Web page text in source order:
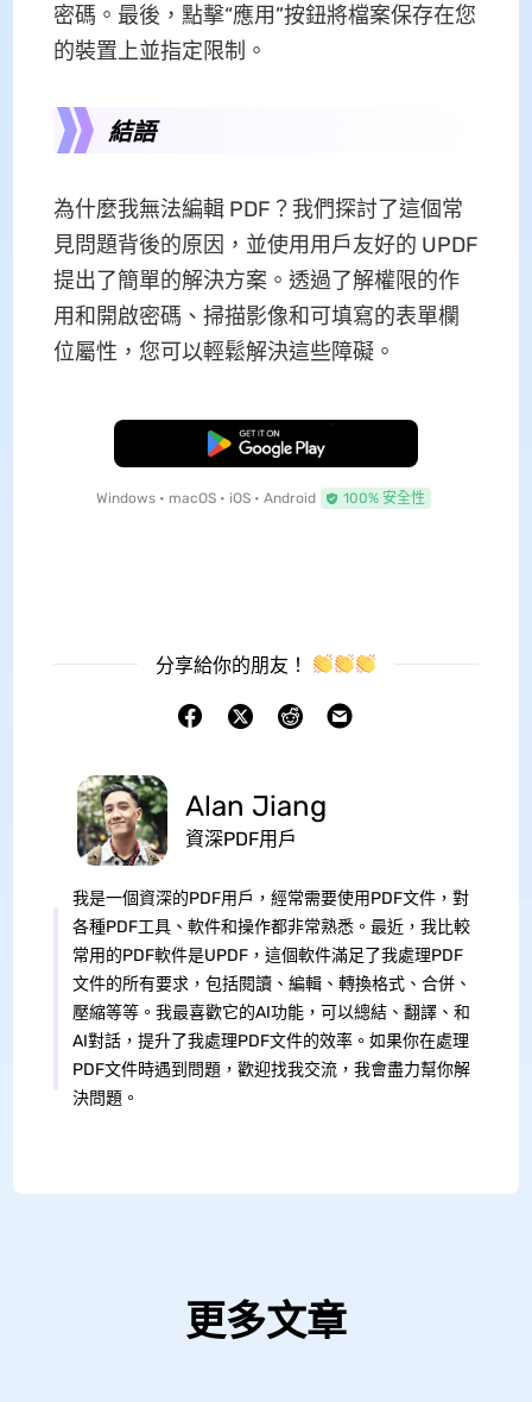
密碼。最後，點擊“應用”按鈕將檔案保存在您
的裝置上並指定限制。
結語
為什麼我無法編輯 PDF？我們探討了這個常
見問題背後的原因，並使用用戶友好的 UPDF
提出了簡單的解決方案。透過了解權限的作
用和開啟密碼、掃描影像和可填寫的表單欄
位屬性，您可以輕鬆解決這些障礙。
免費下載
Windows • macOS • iOS • Android 100% 安全性
分享給你的朋友！
Alan Jiang
資深PDF用戶
我是一個資深的PDF用戶，經常需要使用PDF文件，對
各種PDF工具、軟件和操作都非常熟悉。最近，我比較
常用的PDF軟件是UPDF，這個軟件滿足了我處理PDF
文件的所有要求，包括閱讀、編輯、轉換格式、合併、
壓縮等等。我最喜歡它的AI功能，可以總結、翻譯、和
AI對話，提升了我處理PDF文件的效率。如果你在處理
PDF文件時遇到問題，歡迎找我交流，我會盡力幫你解
決問題。
更多文章